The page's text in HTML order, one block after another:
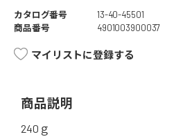
カタログ番号
13-40-45501
商品番号
4901003900037
マイリストに登録する
商品説明
240ｇ